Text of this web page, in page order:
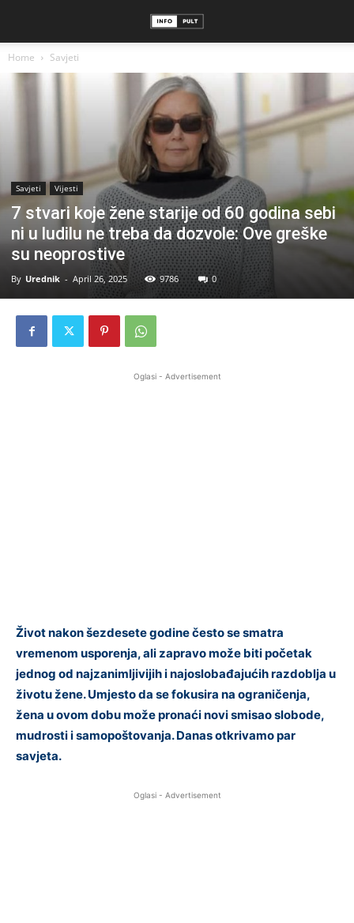
Home Savjeti
Savjeti Vijesti
7 stvari koje žene starije od 60 godina sebi
ni u ludilu ne treba da dozvole: Ove greške
su neoprostive
By Urednik - April 26, 2025 9786 0
Oglasi - Advertisement
Život nakon šezdesete godine često se smatra
vremenom usporenja, ali zapravo može biti početak
jednog od najzanimljivijih i najoslobađajućih razdoblja u
životu žene. Umjesto da se fokusira na ograničenja,
žena u ovom dobu može pronaći novi smisao slobode,
mudrosti i samopoštovanja. Danas otkrivamo par
savjeta.
Oglasi - Advertisement